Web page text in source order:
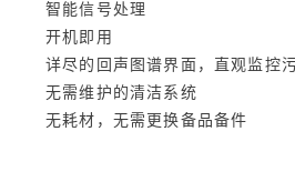
智能信号处理
开机即用
详尽的回声图谱界面，直观监控
无需维护的清洁系统
无耗材，无需更换备品备件